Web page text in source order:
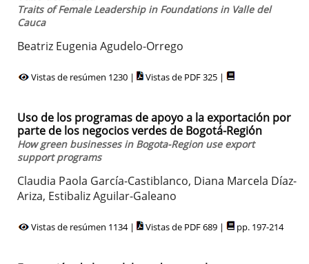
Traits of Female Leadership in Foundations in Valle del
Cauca
Beatriz Eugenia Agudelo-Orrego
Vistas de resúmen 1230 | Vistas de PDF 325 |
Uso de los programas de apoyo a la exportación por
parte de los negocios verdes de Bogotá-Región
How green businesses in Bogota-Region use export
support programs
Claudia Paola García-Castiblanco, Diana Marcela Díaz-
Ariza, Estibaliz Aguilar-Galeano
Vistas de resúmen 1134 | Vistas de PDF 689 | pp. 197-214